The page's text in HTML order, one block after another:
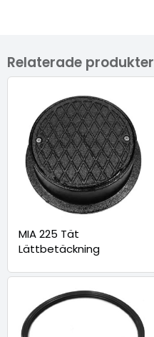
Relaterade produkter
MIA 225 Tät
Lättbetäckning